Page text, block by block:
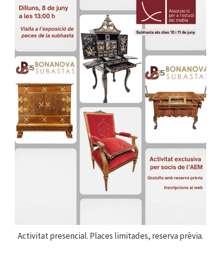
Activitat presencial. Places limitades, reserva prèvia.